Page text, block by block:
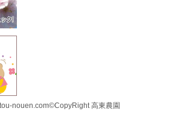
nouen.com©CopyRight 高東農園